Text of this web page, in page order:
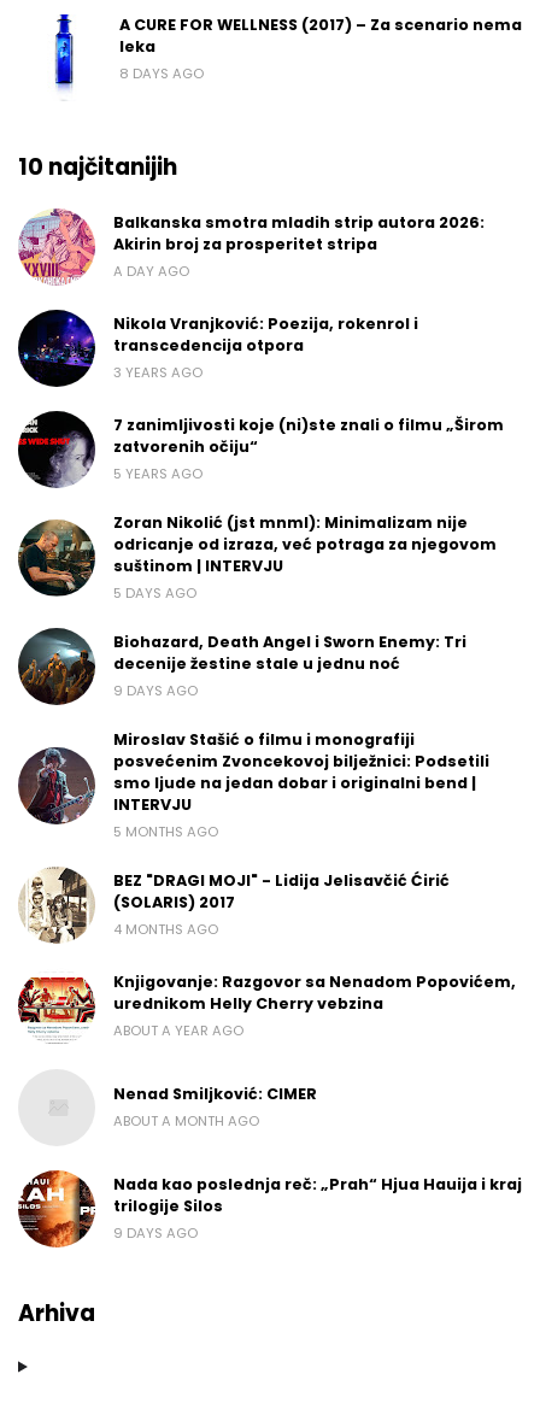
A CURE FOR WELLNESS (2017) – Za scenario nema
leka
8 DAYS AGO
10 najčitanijih
Balkanska smotra mladih strip autora 2026:
Akirin broj za prosperitet stripa
A DAY AGO
Nikola Vranjković: Poezija, rokenrol i
transcedencija otpora
3 YEARS AGO
7 zanimljivosti koje (ni)ste znali o filmu „Širom
zatvorenih očiju“
5 YEARS AGO
Zoran Nikolić (jst mnml): Minimalizam nije
odricanje od izraza, već potraga za njegovom
suštinom | INTERVJU
5 DAYS AGO
Biohazard, Death Angel i Sworn Enemy: Tri
decenije žestine stale u jednu noć
9 DAYS AGO
Miroslav Stašić o filmu i monografiji
posvećenim Zvoncekovoj bilježnici: Podsetili
smo ljude na jedan dobar i originalni bend |
INTERVJU
5 MONTHS AGO
BEZ "DRAGI MOJI" - Lidija Jelisavčić Ćirić
(SOLARIS) 2017
4 MONTHS AGO
Knjigovanje: Razgovor sa Nenadom Popovićem,
urednikom Helly Cherry vebzina
ABOUT A YEAR AGO
Nenad Smiljković: CIMER
ABOUT A MONTH AGO
Nada kao poslednja reč: „Prah“ Hjua Hauija i kraj
trilogije Silos
9 DAYS AGO
Arhiva